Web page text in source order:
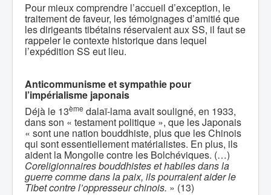
Pour mieux comprendre l’accueil d’exception, le
traitement de faveur, les témoignages d’amitié que
les dirigeants tibétains réservaient aux SS, il faut se
rappeler le contexte historique dans lequel
l’expédition SS eut lieu.
Anticommunisme et sympathie pour
l’impérialisme japonais
Déjà le 13ème dalaï-lama avait souligné, en 1933,
dans son « testament politique », que les Japonais
« sont une nation bouddhiste, plus que les Chinois
qui sont essentiellement matérialistes. En plus, ils
aident la Mongolie contre les Bolchéviques. (…)
Coreligionnaires bouddhistes et habiles dans la
guerre comme dans la paix, ilspourraient aider le
Tibet contre l’oppresseur chinois. » (13)